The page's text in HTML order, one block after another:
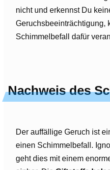
nicht und erkennst Du
Geruchsbeeinträchtigung,
Schimmelbefall dafür
Nachweis des
Der auffällige Geruch ist
einen Schimmelbefall.
geht dies mit einem